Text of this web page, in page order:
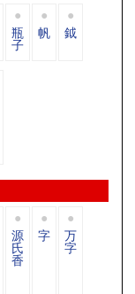
瓶
子
帆 鉞
源
氏
香
字 万
字